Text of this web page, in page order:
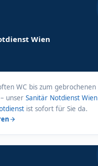
Wien
WC bis zum gebrochenen
unser Sanitär Notdienst Wien
ist sofort für Sie da.